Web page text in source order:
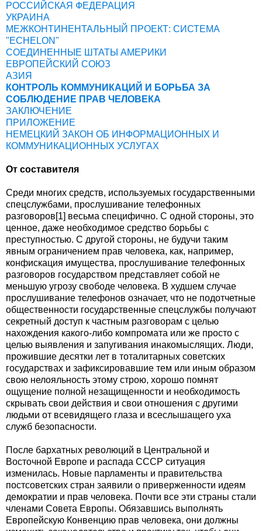
РОССИЙСКАЯ ФЕДЕРАЦИЯ
УКРАИНА
МЕЖКОНТИНЕНТАЛЬНЫЙ ПРОЕКТ: СИСТЕМА
"ECHELON"
СОЕДИНЕННЫЕ ШТАТЫ АМЕРИКИ
ЕВРОПЕЙСКИЙ СОЮЗ
АЗИЯ
КОНТРОЛЬ КОММУНИКАЦИЙ И БОРЬБА ЗА
СОБЛЮДЕНИЕ ПРАВ ЧЕЛОВЕКА
ЗАКЛЮЧЕНИЕ
ПРИЛОЖЕНИЕ
НЕМЕЦКИЙ ЗАКОН ОБ ИНФОРМАЦИОННЫХ И
КОММУНИКАЦИОННЫХ УСЛУГАХ
От составителя
Среди многих средств, используемых государственными
спецслужбами, прослушивание телефонных
разговоров[1] весьма специфично. С одной стороны, это
ценное, даже необходимое средство борьбы с
преступностью. С другой стороны, не будучи таким
явным ограничением прав человека, как, например,
конфискация имущества, прослушивание телефонных
разговоров государством представляет собой не
меньшую угрозу свободе человека. В худшем случае
прослушивание телефонов означает, что не подотчетные
общественности государственные спецслужбы получают
секретный доступ к частным разговорам с целью
нахождения какого-либо компромата или же просто с
целью выявления и запугивания инакомыслящих. Люди,
прожившие десятки лет в тоталитарных советских
государствах и зафиксировавшие тем или иным образом
свою нелояльность этому строю, хорошо помнят
ощущение полной незащищенности и необходимость
скрывать свои действия и свои отношения с другими
людьми от всевидящего глаза и всеслышащего уха
служб безопасности.
После бархатных революций в Центральной и
Восточной Европе и распада СССР ситуация
изменилась. Новые парламенты и правительства
постсоветских стран заявили о приверженности идеям
демократии и прав человека. Почти все эти страны стали
членами Совета Европы. Обязавшись выполнять
Европейскую Конвенцию прав человека, они должны